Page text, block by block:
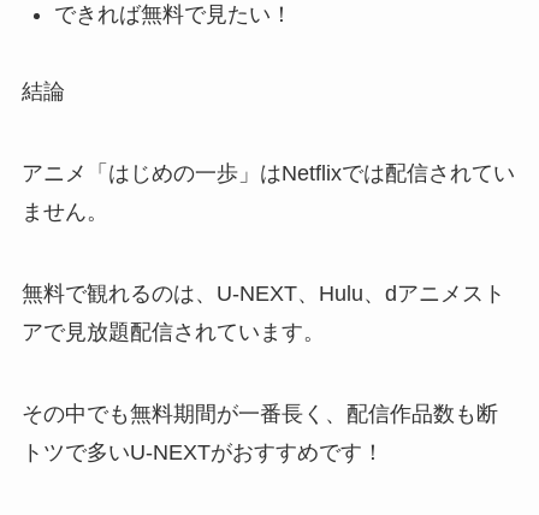
できれば無料で見たい！
結論
アニメ「はじめの一歩」はNetflixでは配信されてい
ません。
無料で観れるのは、U-NEXT、Hulu、dアニメスト
アで見放題配信されています。
その中でも無料期間が一番長く、配信作品数も断
トツで多いU-NEXTがおすすめです！